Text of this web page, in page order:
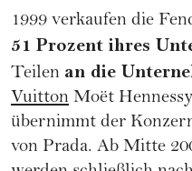
1999 verkaufen die
51 Prozent ihres
Teilen an die
Vuitton Moët
übernimmt der
von Prada. Ab Mitte